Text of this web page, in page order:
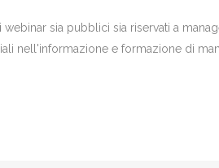
sia pubblici sia riservati a
nell'informazione e formazione di